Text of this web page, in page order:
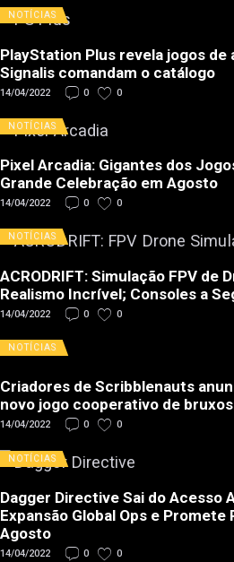
NOTÍCIAS
PlayStation Plus revela jogos de
Signalis comandam o catálogo
14/04/2022 0 0
NOTÍCIAS
Pixel Arcadia: Gigantes dos
Grande Celebração em Agosto
14/04/2022 0 0
NOTÍCIAS
ACRODRIFT: Simulação FPV de
Realismo Incrível; Consoles a
14/04/2022 0 0
NOTÍCIAS
Criadores de Scribblenauts
novo jogo cooperativo de
14/04/2022 0 0
NOTÍCIAS
Dagger Directive Sai do Acesso
Expansão Global Ops e Promete
Agosto
14/04/2022 0 0